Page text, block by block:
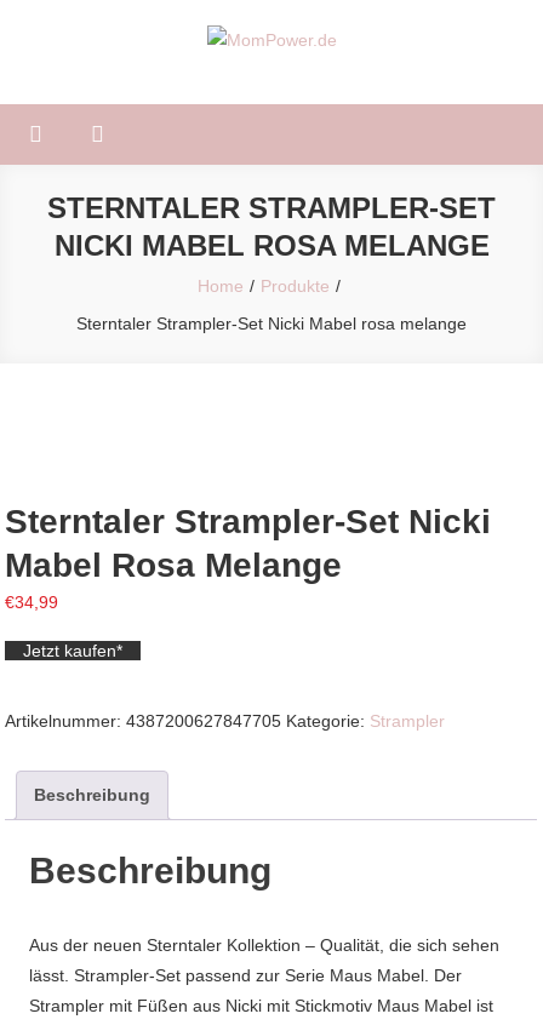
STERNTALER STRAMPLER-SET
NICKI MABEL ROSA MELANGE
Home
Produkte
Sterntaler Strampler-Set Nicki Mabel rosa melange
Sterntaler Strampler-Set Nicki
Mabel Rosa Melange
€34,99
Jetzt kaufen*
Artikelnummer:4387200627847705 Kategorie: Strampler
Beschreibung
Beschreibung
Aus der neuen Sterntaler Kollektion – Qualität, die sich sehen
lässt. Strampler-Set passend zur Serie Maus Mabel. Der
Strampler mit Füßen aus Nicki mit Stickmotiv Maus Mabel ist